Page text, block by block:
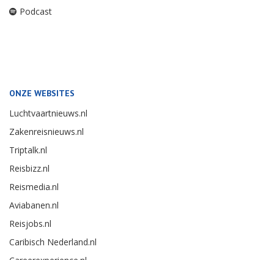
Podcast
ONZE WEBSITES
Luchtvaartnieuws.nl
Zakenreisnieuws.nl
Triptalk.nl
Reisbizz.nl
Reismedia.nl
Aviabanen.nl
Reisjobs.nl
Caribisch Nederland.nl